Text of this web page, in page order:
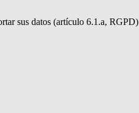
sus datos (artículo 6.1.a, RGPD)